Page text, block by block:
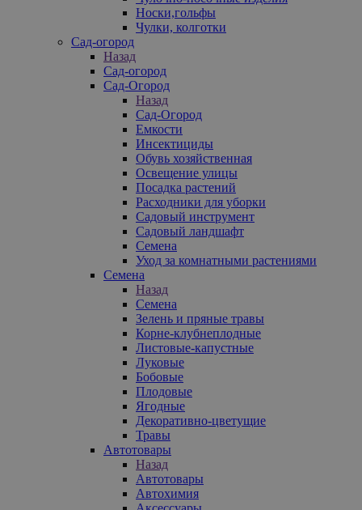
Носки,гольфы
Чулки, колготки
Сад-огород
Назад
Сад-огород
Сад-Огород
Назад
Сад-Огород
Емкости
Инсектициды
Обувь хозяйственная
Освещение улицы
Посадка растений
Расходники для уборки
Садовый инструмент
Садовый ландшафт
Семена
Уход за комнатными растениями
Семена
Назад
Семена
Зелень и пряные травы
Корне-клубнеплодные
Листовые-капустные
Луковые
Бобовые
Плодовые
Ягодные
Декоративно-цветущие
Травы
Автотовары
Назад
Автотовары
Автохимия